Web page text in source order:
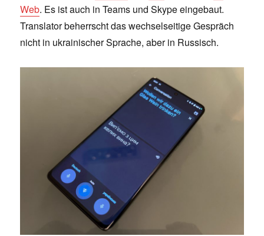
Web. Es ist auch in Teams und Skype eingebaut.
Translator beherrscht das wechselseitige Gespräch
nicht in ukrainischer Sprache, aber in Russisch.